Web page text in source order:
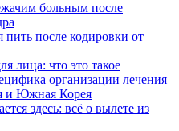
больным после
пить после кодировки от
лица: что это такое
организации лечения
и Южная Корея
здесь: всё о вылете из